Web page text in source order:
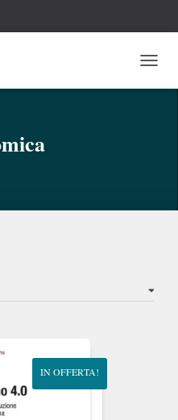
IN OFFERTA!